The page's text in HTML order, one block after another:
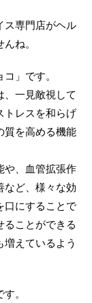
ス専門店がヘル
ね。
」です。
、一見敵視して
トレスを和らげ
質を高める機能
や、血管拡張作
など、様々な効
口にすることで
ることができる
えているよう
。